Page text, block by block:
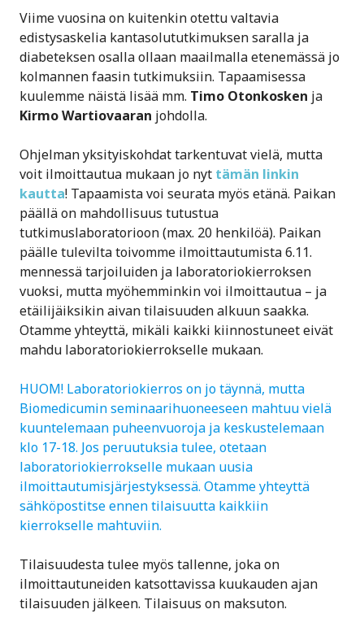
Viime vuosina on kuitenkin otettu valtavia
edistysaskelia kantasolututkimuksen saralla ja
diabeteksen osalla ollaan maailmalla etenemässä jo
kolmannen faasin tutkimuksiin. Tapaamisessa
kuulemme näistä lisää mm. Timo Otonkosken ja
Kirmo Wartiovaaran johdolla.
Ohjelman yksityiskohdat tarkentuvat vielä, mutta
voit ilmoittautua mukaan jo nyt tämän linkin
kautta! Tapaamista voi seurata myös etänä. Paikan
päällä on mahdollisuus tutustua
tutkimuslaboratorioon (max. 20 henkilöä). Paikan
päälle tulevilta toivomme ilmoittautumista 6.11.
mennessä tarjoiluiden ja laboratoriokierroksen
vuoksi, mutta myöhemminkin voi ilmoittautua – ja
etäilijäiksikin aivan tilaisuuden alkuun saakka.
Otamme yhteyttä, mikäli kaikki kiinnostuneet eivät
mahdu laboratoriokierrokselle mukaan.
HUOM! Laboratoriokierros on jo täynnä, mutta
Biomedicumin seminaarihuoneeseen mahtuu vielä
kuuntelemaan puheenvuoroja ja keskustelemaan
klo 17-18. Jos peruutuksia tulee, otetaan
laboratoriokierrokselle mukaan uusia
ilmoittautumisjärjestyksessä. Otamme yhteyttä
sähköpostitse ennen tilaisuutta kaikkiin
kierrokselle mahtuviin.
Tilaisuudesta tulee myös tallenne, joka on
ilmoittautuneiden katsottavissa kuukauden ajan
tilaisuuden jälkeen. Tilaisuus on maksuton.